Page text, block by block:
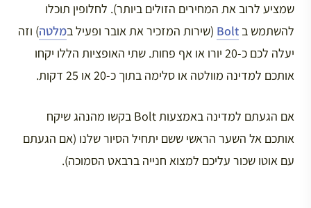
שמציע לרוב את המחירים הזולים ביותר). לחלופין תוכלו
להשתמש ב Bolt (שירות המזכיר את אובר ופעיל במלטה) וזה
יעלה לכם כ-20 יורו או אף פחות. שתי האופציות הללו יקחו
אותכם למדינה מוולטה או סלימה בתוך כ-20 או 25 דקות.
אם הגעתם למדינה באמצעות Bolt בקשו מהנהג שיקח
אותכם אל השער הראשי ששם יתחיל הסיור שלנו (אם הגעתם
עם אוטו שכור עליכם למצוא חנייה ברבאט הסמוכה).